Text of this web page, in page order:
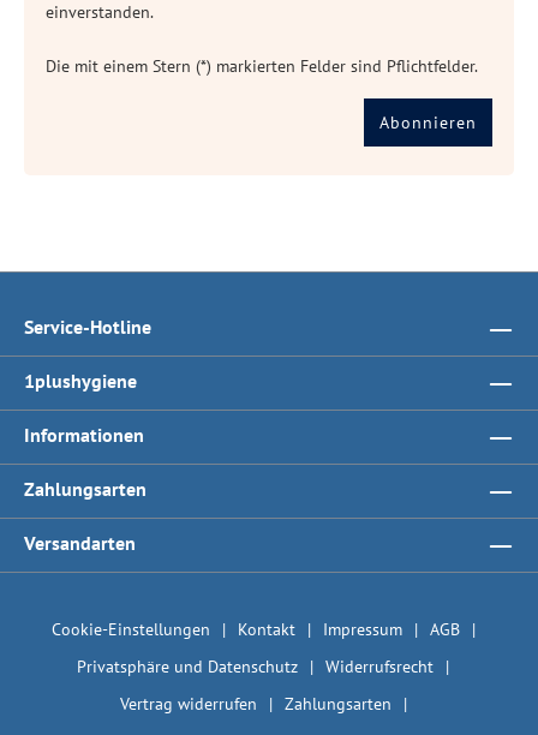
einverstanden.
Die mit einem Stern (*) markierten Felder sind Pflichtfelder.
Abonnieren
Service-Hotline
1plushygiene
Informationen
Zahlungsarten
Versandarten
Cookie-Einstellungen Kontakt Impressum
AGB
Privatsphäre und Datenschutz
Widerrufsrecht
Vertrag widerrufen
Zahlungsarten